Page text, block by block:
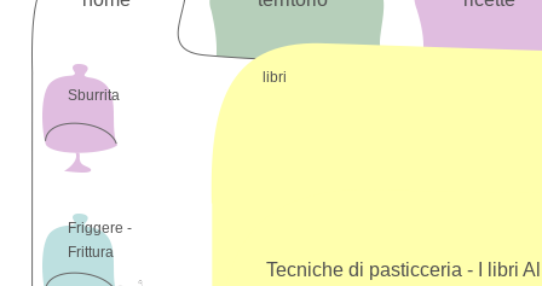
Sburrita
Friggere -
Frittura
libri
Tecniche di pasticceria - I libri